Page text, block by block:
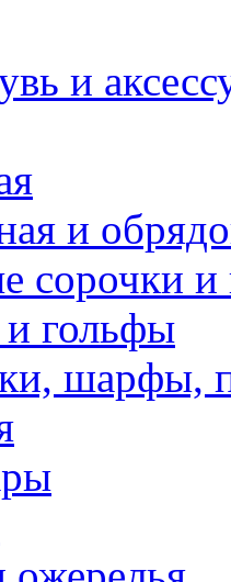
и
и
сорочки
гольфы
шарфы,